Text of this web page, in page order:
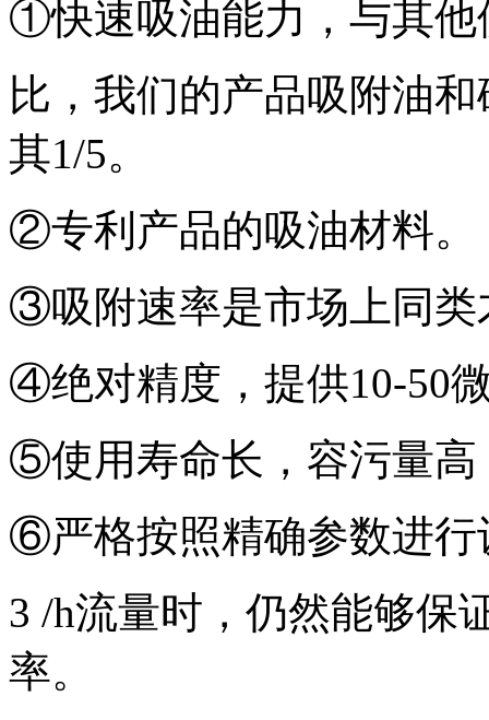
①快速吸油能力，与其他
比，我们的产品吸附油
其1/5。
②专利产品的吸油材料。
③吸附速率是市场上同类
④绝对精度，提供10-50
⑤使用寿命长，容污量高
⑥严格按照精确参数进行
3 /h流量时，仍然能够保
率。